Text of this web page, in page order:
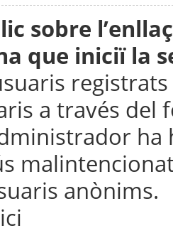
sobre
que iniciï la
a través
anònims.